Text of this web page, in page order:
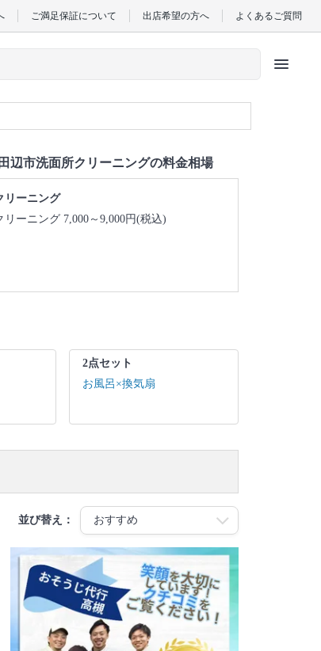
ご満足保証について 出店希望の方へ よくあるご質問
menu
辺市洗面所クリーニングの料金相場
リーニング
リーニング 7,000～9,000円(税込)
2点セット
お風呂×換気扇
並び替え：